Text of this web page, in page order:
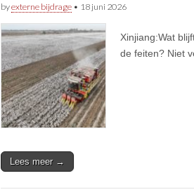
byexterne bijdrage • 18 juni 2026
Xinjiang:Wat
de feiten? Niet
Lees meer →